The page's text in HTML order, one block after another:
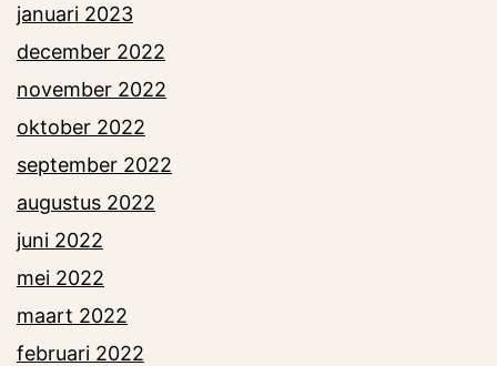
januari 2023
december 2022
november 2022
oktober 2022
september 2022
augustus 2022
juni 2022
mei 2022
maart 2022
februari 2022